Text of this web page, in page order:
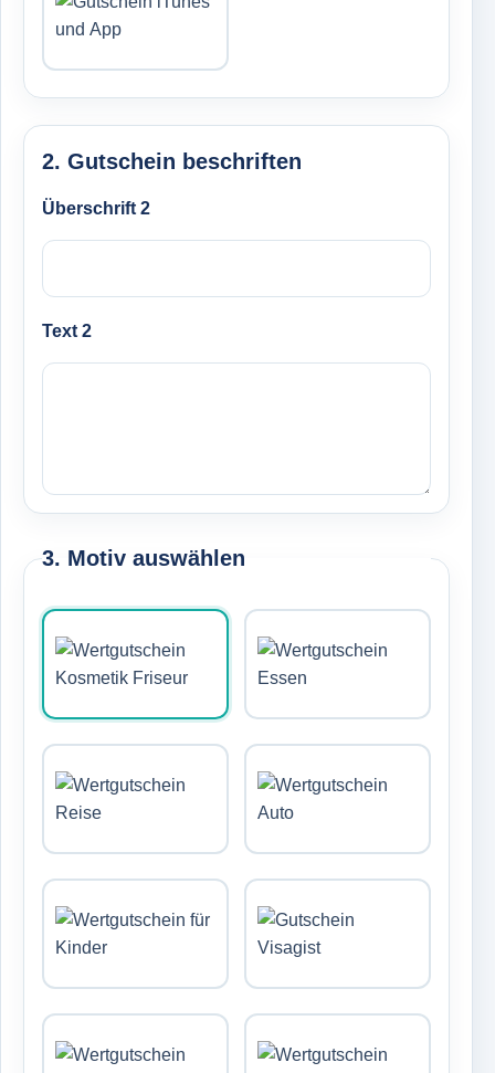
2. Gutschein beschriften
Überschrift 2
Text 2
3. Motiv auswählen